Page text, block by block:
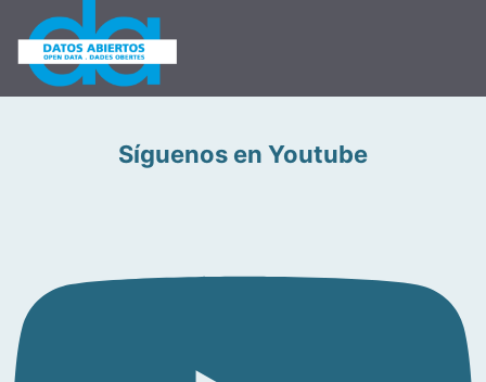
Síguenos en Youtube